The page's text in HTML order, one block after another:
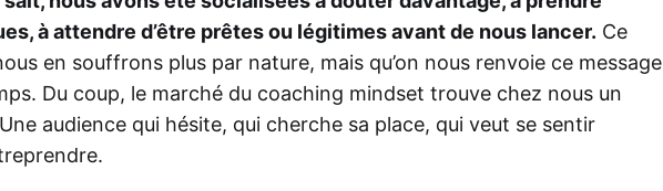
à attendre d’être prêtes ou légitimes avant de nous lancer. Ce
en souffrons plus par nature, mais qu’on nous renvoie ce message
Du coup, le marché du coaching mindset trouve chez nous un
audience qui hésite, qui cherche sa place, qui veut se sentir